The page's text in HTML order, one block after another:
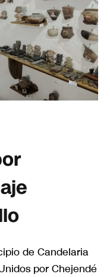
de Candelaria
por Chejendé